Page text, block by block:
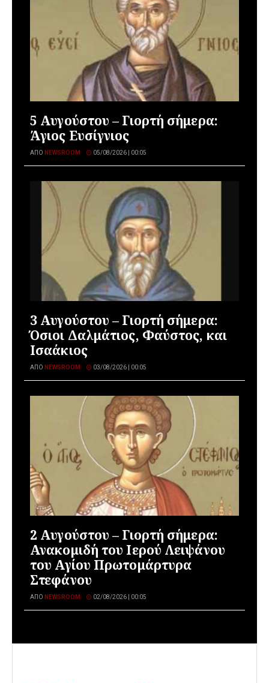
5 Αυγούστου – Γιορτή σήμερα:
Άγιος Ευσίγνιος
ΑΠΌ NEWSROOM 05/08/2026 | 00:05
3 Αυγούστου – Γιορτή σήμερα:
Όσιοι Δαλμάτιος, Φαύστος, και
Ισαάκιος
ΑΠΌ NEWSROOM 03/08/2026 | 00:05
2 Αυγούστου – Γιορτή σήμερα:
Ανακομιδή του Ιερού Λειψάνου
του Αγίου Πρωτομάρτυρα
Στεφάνου
ΑΠΌ NEWSROOM 02/08/2026 | 00:05